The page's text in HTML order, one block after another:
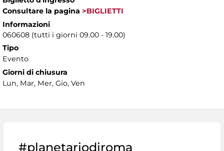
Consultare la pagina >BIGLIETTI
Informazioni
060608 (tutti i giorni 09.00 - 19.00)
Tipo
Evento
Giorni di chiusura
Lun, Mar, Mer, Gio, Ven
#planetariodiroma